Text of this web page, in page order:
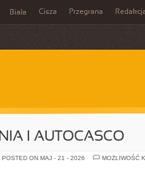
Biała Cisza Przegrana
I AUTOCASCO
POSTED ON MAJ - 21 - 2026
MOŻLIWOŚĆ